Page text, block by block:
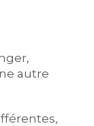
autre